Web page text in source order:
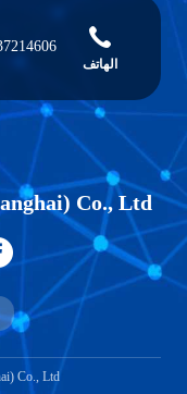
الهاتف
Co., Ltd.
Co., Ltd.